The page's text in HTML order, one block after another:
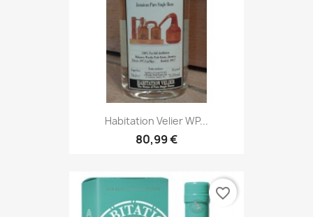
Habitation Velier WP...
80,99 €
favorite_border